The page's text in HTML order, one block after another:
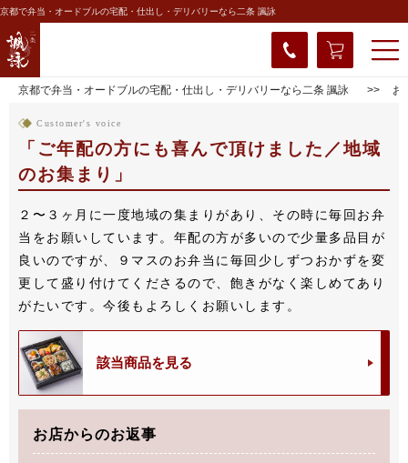
京都で弁当・オードブルの宅配・仕出し・デリバリーなら二条 諷詠
京都で弁当・オードブルの宅配・仕出し・デリバリーなら二条 諷詠 お
Customer's voice
ご年配の方にも喜んで頂けました／地域
のお集まり
２〜３ヶ月に一度地域の集まりがあり、その時に毎回お弁
当をお願いしています。年配の方が多いので少量多品目が
良いのですが、９マスのお弁当に毎回少しずつおかずを変
更して盛り付けてくださるので、飽きがなく楽しめてあり
がたいです。今後もよろしくお願いします。
該当商品を見る
お店からのお返事